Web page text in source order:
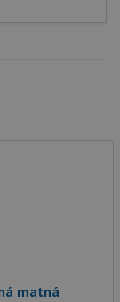
matná